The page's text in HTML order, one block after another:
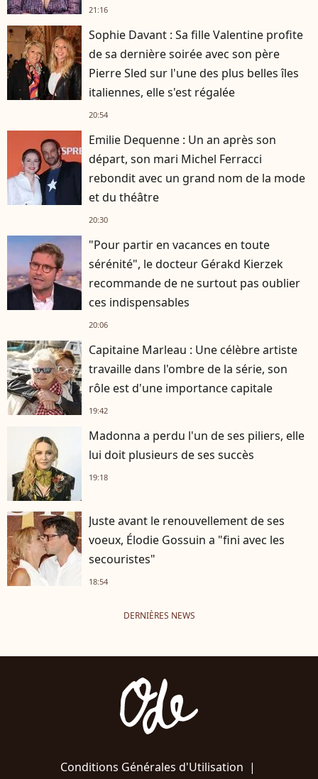
21:16
Sophie Davant : Sa fille Valentine profite
de sa dernière soirée avec son père
Pierre Sled sur l'une des plus belles îles
italiennes, elle s'est régalée
20:54
Emilie Dequenne : Un an après son
départ, son mari Michel Ferracci
rebondit avec un grand nom de la mode
et du théâtre
20:30
"Pour partir en vacances en toute
sérénité", le docteur Gérakd Kierzek
recommande de ne surtout pas oublier
ces indispensables
20:06
Capitaine Marleau : Une célèbre artiste
travaille dans l'ombre de la série, son
rôle est d'une importance capitale
19:42
Madonna a perdu l'un de ses piliers, elle
lui doit plusieurs de ses succès
19:18
Juste avant le renouvellement de ses
voeux, Élodie Gossuin a "fini avec les
secouristes"
18:54
DERNIÈRES NEWS
Conditions Générales d'Utilisation |